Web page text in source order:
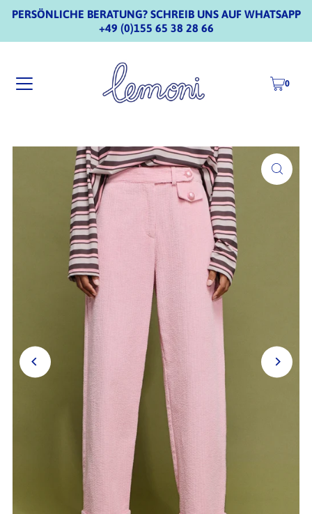
PERSÖNLICHE BERATUNG? SCHREIB UNS AUF WHATSAPP
+49 (0)155 65 38 28 66
0